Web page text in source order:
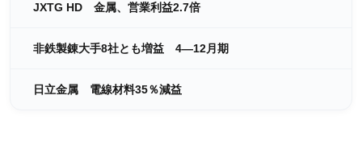
JXTG HD 金属、営業利益2.7倍
非鉄製錬大手8社とも増益 4―12月期
日立金属 電線材料35％減益